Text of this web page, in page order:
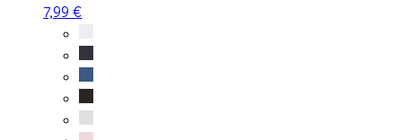
7,99 €